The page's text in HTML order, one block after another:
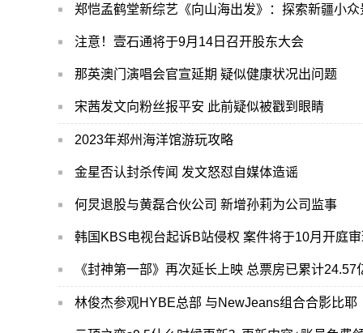
郑恺孟鹤堂新综艺《向山海出发》：探索新疆小
注意！壹石通将于9月14日召开股东大会
那英澳门演唱会官宣延期 疑似健康状况出问题
宋茜发文向粉丝报平安 此前疑似被戳到眼睛
2023年郑州海洋馆游玩攻略
金星否认封杀传闻 发文怒怼自媒体造谣
何炅退股与黄磊合伙公司 新增孙莉为公司监事
韩国KBS电视台起诉B站侵权 案件将于10月开庭
《封神第一部》再次延长上映 总票房已累计24.57
林俊杰参观HYBE总部 与NewJeans组合合影比耶